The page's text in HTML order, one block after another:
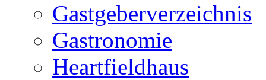
Gastgeberverzeichnis
Gastronomie
Heartfieldhaus